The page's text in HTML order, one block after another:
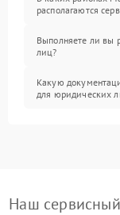
располагаются
Выполняете ли вы
лиц?
Какую
для юридических
Наш